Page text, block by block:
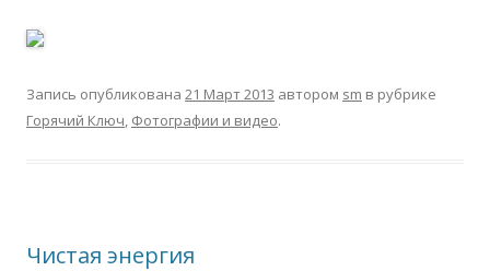
Запись опубликована 21 Март 2013 автором sm в рубрике
Горячий Ключ, Фотографии и видео.
Чистая энергия